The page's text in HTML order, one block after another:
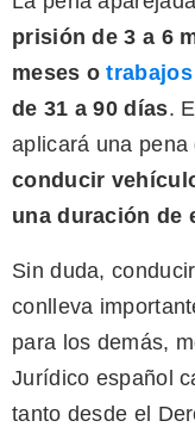
prisión de 3 a 6
meses o
de 31 a 90 días.
aplicará una pena
conducir
una duración de
Sin duda,
conlleva
para los demás,
Jurídico español
tanto desde el